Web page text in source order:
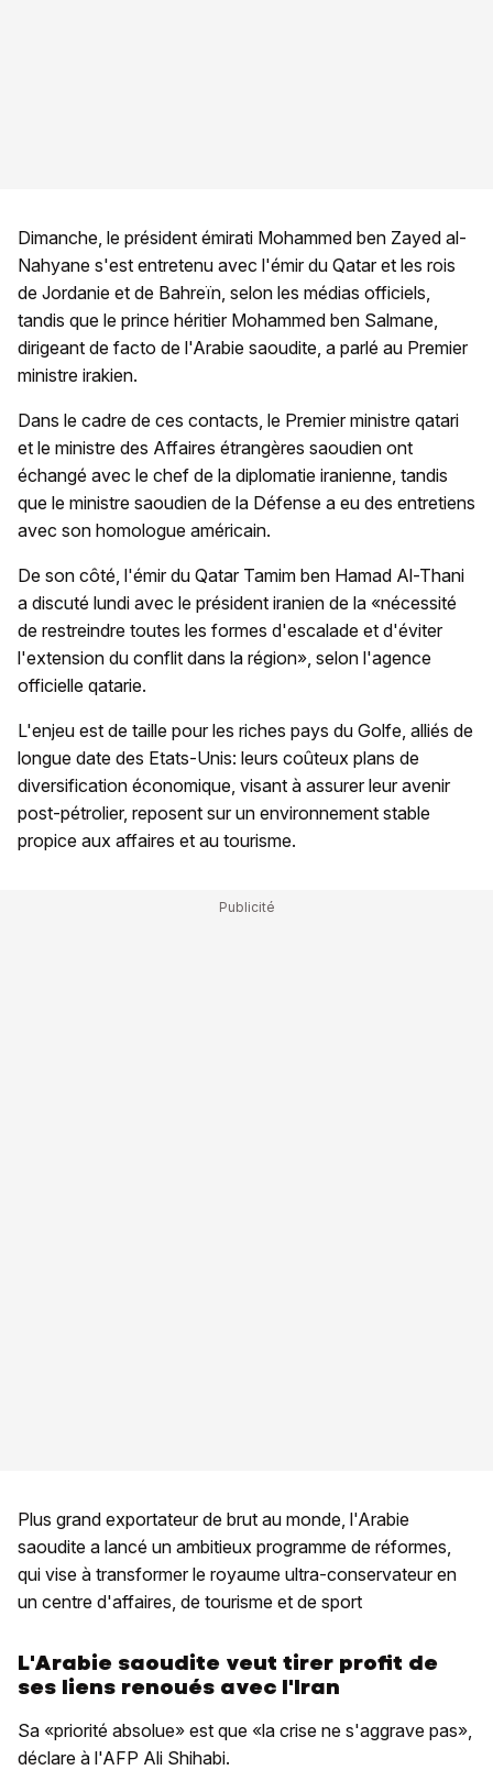
Dimanche, le président émirati Mohammed ben Zayed al-
Nahyane s'est entretenu avec l'émir du Qatar et les rois
de Jordanie et de Bahreïn, selon les médias officiels,
tandis que le prince héritier Mohammed ben Salmane,
dirigeant de facto de l'Arabie saoudite, a parlé au Premier
ministre irakien.
Dans le cadre de ces contacts, le Premier ministre qatari
et le ministre des Affaires étrangères saoudien ont
échangé avec le chef de la diplomatie iranienne, tandis
que le ministre saoudien de la Défense a eu des entretiens
avec son homologue américain.
De son côté, l'émir du Qatar Tamim ben Hamad Al-Thani
a discuté lundi avec le président iranien de la «nécessité
de restreindre toutes les formes d'escalade et d'éviter
l'extension du conflit dans la région», selon l'agence
officielle qatarie.
L'enjeu est de taille pour les riches pays du Golfe, alliés de
longue date des Etats-Unis: leurs coûteux plans de
diversification économique, visant à assurer leur avenir
post-pétrolier, reposent sur un environnement stable
propice aux affaires et au tourisme.
Plus grand exportateur de brut au monde, l'Arabie
saoudite a lancé un ambitieux programme de réformes,
qui vise à transformer le royaume ultra-conservateur en
un centre d'affaires, de tourisme et de sport
L'Arabie saoudite veut tirer profit de
ses liens renoués avec l'Iran
Sa «priorité absolue» est que «la crise ne s'aggrave pas»,
déclare à l'AFP Ali Shihabi.